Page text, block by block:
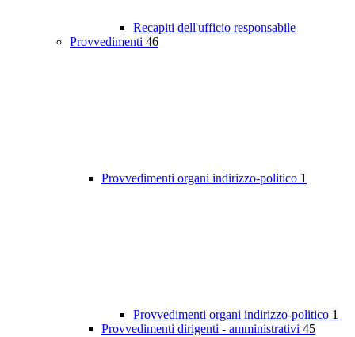
Recapiti dell'ufficio responsabile
Provvedimenti 46
Provvedimenti organi indirizzo-politico 1
Provvedimenti organi indirizzo-politico 1
Provvedimenti dirigenti - amministrativi 45